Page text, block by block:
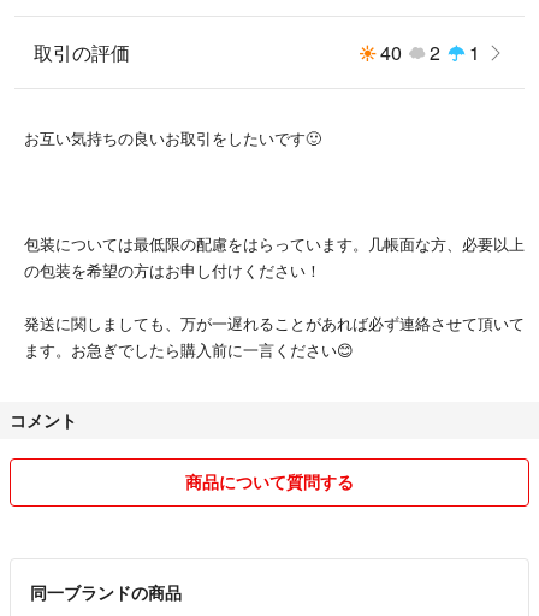
取引の評価 40 2 1
お互い気持ちの良いお取引をしたいです🙂
包装については最低限の配慮をはらっています。几帳面な方、必要以上
の包装を希望の方はお申し付けください！
発送に関しましても、万が一遅れることがあれば必ず連絡させて頂いて
ます。お急ぎでしたら購入前に一言ください😊
コメント
商品について質問する
同一ブランドの商品